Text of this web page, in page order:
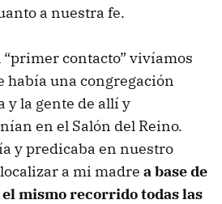
a nuestra fe.
contacto” vivíamos
había una congregación
y la gente de allí y
en el Salón del Reino.
y predicaba en nuestro
a mi madre a base de
mismo recorrido todas las